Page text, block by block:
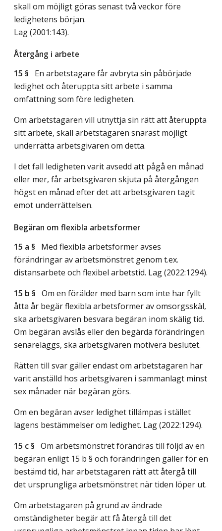
skall om möjligt göras senast två veckor före
ledighetens början.
Lag (2001:143).
Återgång i arbete
15 § En arbetstagare får avbryta sin påbörjade
ledighet och återuppta sitt arbete i samma
omfattning som före ledigheten.
Om arbetstagaren vill utnyttja sin rätt att återuppta
sitt arbete, skall arbetstagaren snarast möjligt
underrätta arbetsgivaren om detta.
I det fall ledigheten varit avsedd att pågå en månad
eller mer, får arbetsgivaren skjuta på återgången
högst en månad efter det att arbetsgivaren tagit
emot underrättelsen.
Begäran om flexibla arbetsformer
15 a § Med flexibla arbetsformer avses
förändringar av arbetsmönstret genom t.ex.
distansarbete och flexibel arbetstid. Lag (2022:1294).
15 b § Om en förälder med barn som inte har fyllt
åtta år begär flexibla arbetsformer av omsorgsskäl,
ska arbetsgivaren besvara begäran inom skälig tid.
Om begäran avslås eller den begärda förändringen
senareläggs, ska arbetsgivaren motivera beslutet.
Rätten till svar gäller endast om arbetstagaren har
varit anställd hos arbetsgivaren i sammanlagt minst
sex månader när begäran görs.
Om en begäran avser ledighet tillämpas i stället
lagens bestämmelser om ledighet. Lag (2022:1294).
15 c § Om arbetsmönstret förändras till följd av en
begäran enligt 15 b § och förändringen gäller för en
bestämd tid, har arbetstagaren rätt att återgå till
det ursprungliga arbetsmönstret när tiden löper ut.
Om arbetstagaren på grund av ändrade
omständigheter begär att få återgå till det